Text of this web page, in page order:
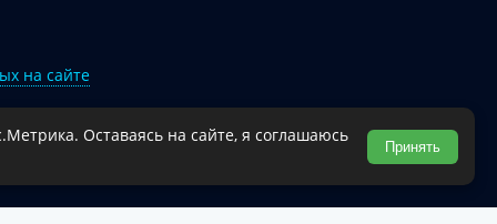
на сайте
муниципального округа.
Оставаясь на сайте, я соглашаюсь
Принять